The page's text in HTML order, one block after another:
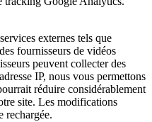
externes tels que
fournisseurs de vidéos
peuvent collecter des
IP, nous vous permettons
réduire considérablement
site. Les modifications
rechargée.